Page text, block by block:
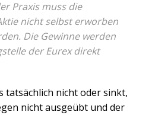
Praxis muss die
nicht selbst erworben
Die Gewinne werden
der Eurex direkt
tatsächlich nicht oder sinkt,
nicht ausgeübt und der